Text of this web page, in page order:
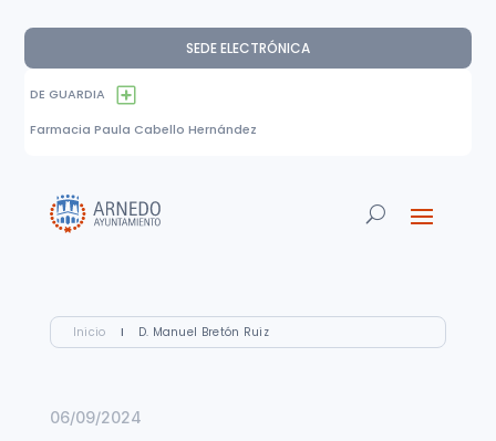
SEDE ELECTRÓNICA
DE GUARDIA
Farmacia Paula Cabello Hernández
Inicio I D. Manuel Bretón Ruiz
06/09/2024